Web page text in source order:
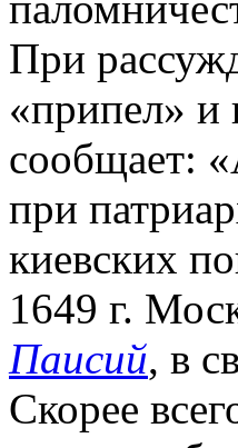
При
«припел» и
сообщает:
при
киевских
1649 г.
Паисий, в
Скорее